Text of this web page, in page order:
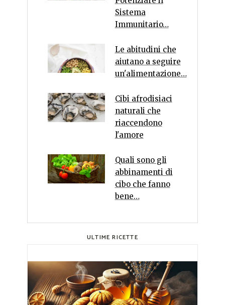
Sistema
Immunitario…
Le abitudini che
aiutano a seguire
un'alimentazione…
Cibi afrodisiaci
naturali che
riaccendono
l'amore
Quali sono gli
abbinamenti di
cibo che fanno
bene…
ULTIME RICETTE